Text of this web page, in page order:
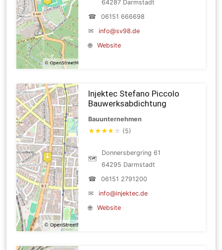
64287 Darmstadt
☎
06151 666698
✉
info@sv98.de
🌐
Website
Injektec Stefano Piccolo
Bauwerksabdichtung
Bauunternehmen
★★★★ ☆ (5)
🗺
Donnersbergring 61
64295 Darmstadt
☎
06151 2791200
✉
info@injektec.de
🌐
Website